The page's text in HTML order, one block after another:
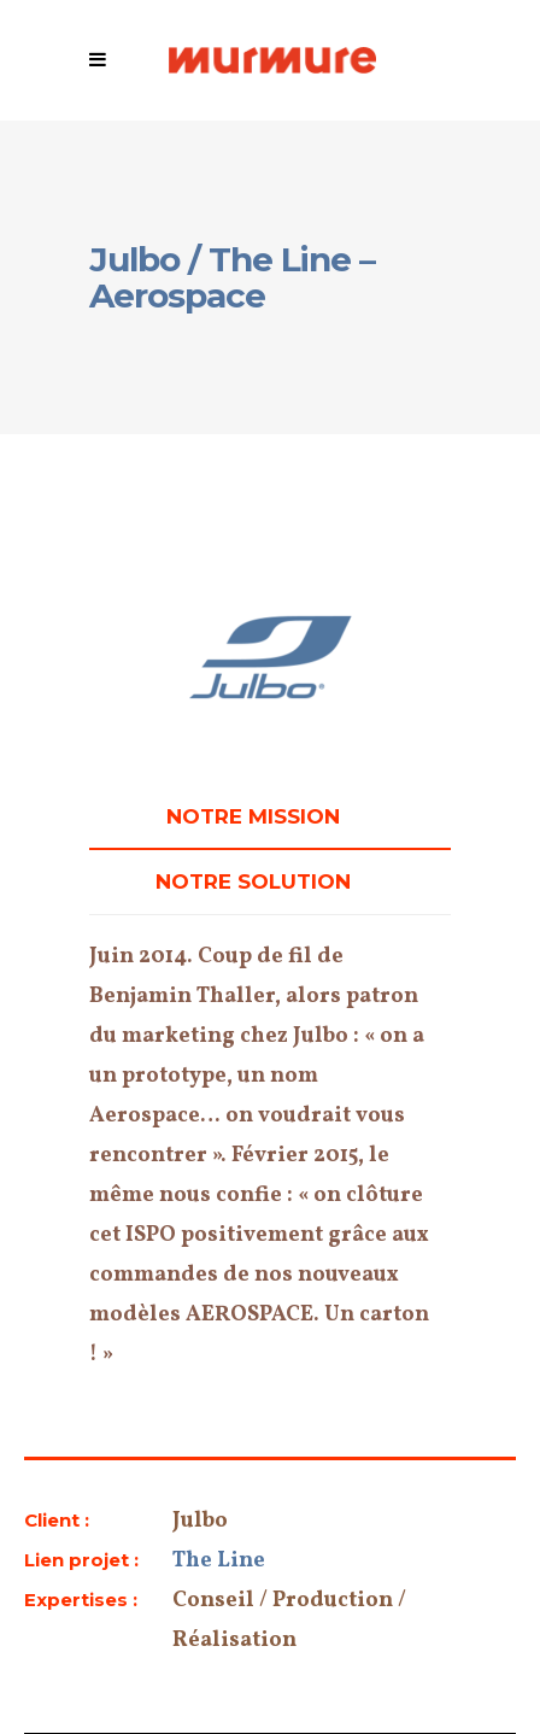
Julbo / The Line –
Aerospace
NOTRE MISSION
NOTRE SOLUTION
Juin 2014. Coup de fil de
Benjamin Thaller, alors patron
du marketing chez Julbo : « on a
un prototype, un nom
Aerospace… on voudrait vous
rencontrer ». Février 2015, le
même nous confie : « on clôture
cet ISPO positivement grâce aux
commandes de nos nouveaux
modèles AEROSPACE. Un carton
! »
Client : Julbo
Lien projet : The Line
Expertises :
Conseil / Production /
Réalisation